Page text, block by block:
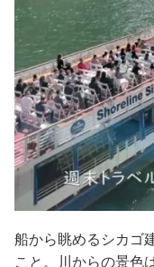
船から眺めるシカゴ
こと。川からの景色